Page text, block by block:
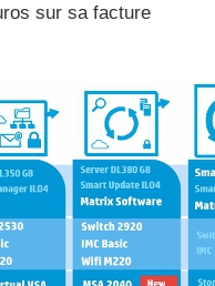
sur sa facture